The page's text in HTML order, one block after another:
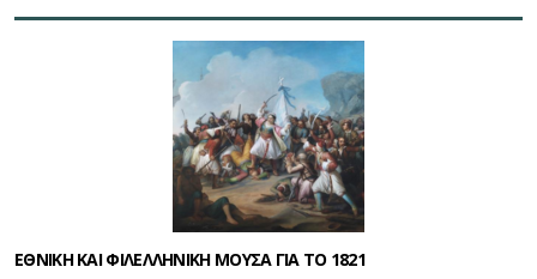
ΕΘΝΙΚΗ ΚΑΙ ΦΙΛΕΛΛΗΝΙΚΗ ΜΟΥΣΑ ΓΙΑ ΤΟ 1821